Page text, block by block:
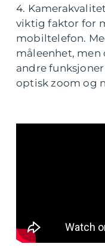
4.
viktig faktor for
mobiltelefon.
måleenhet, men
andre
optisk zoom og